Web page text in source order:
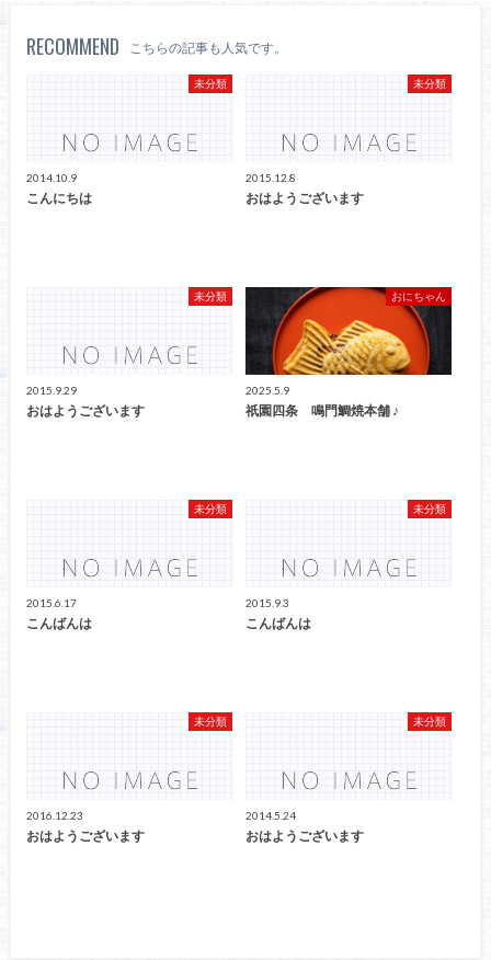
RECOMMEND こちらの記事も人気です。
未分類
2014.10.9
こんにちは
未分類
2015.12.8
おはようございます
未分類
2015.9.29
おはようございます
おにちゃん
2025.5.9
祇園四条 鳴門鯛焼本舗 ♪
未分類
2015.6.17
こんばんは
未分類
2015.9.3
こんばんは
未分類
2016.12.23
おはようございます
未分類
2014.5.24
おはようございます